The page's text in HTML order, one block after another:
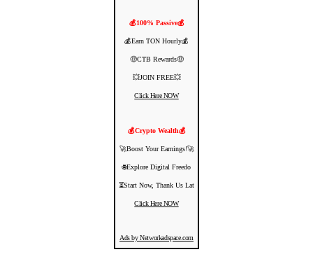
💰100% Passive💰
💰Earn TON Hourly💰
🤑CTB Rewards🤑
💥JOIN FREE💥
Click Here NOW
💰Crypto Wealth💰
🚀Boost Your Earnings!🚀
🌐Explore Digital Freedo
⏳Start Now, Thank Us Lat
Click Here NOW
Ads by Networkadspace.com